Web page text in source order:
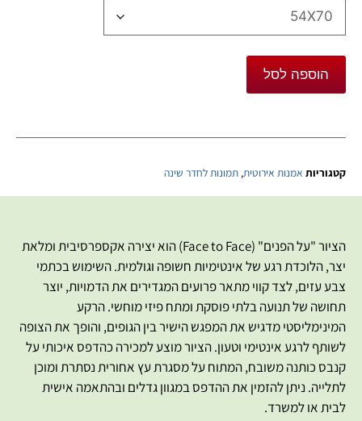
הוספה לסל
קטגוריות אמנות אירוטית, תמונות לחדר שינה
הציור "על הפנים" (Face to Face) הוא יצירה אקספרסיבית ומלאת
יצר, הלוכדת רגע של אינטימיות חשופה וגולמית. השימוש בכתמי
צבע עזים, לצד קווי מתאר פרועים המגדירים את הדמויות, יוצר
תחושה של תנועה בלתי פוסקת ומתח פיזי מוחשי. הרקע
המינימליסטי מדגיש את המפגש הישיר בין הגופים, והופך את הצופה
לשותף לרגע אינטימי וטעון. הציור מוצע למכירה כהדפס איכותי על
קנבס כותנה משובח, המתוח על מסגרת עץ אחורית נסתרת ומוכן
לתלייה. ניתן להזמין את ההדפס במגוון גדלים ובהתאמה אישית
לבית או למשרד.